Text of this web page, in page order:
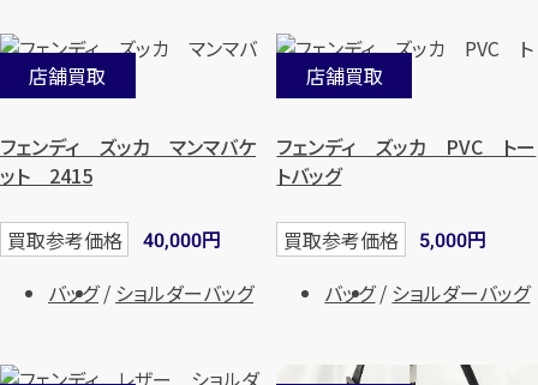
店舗買取
フェンディ ズッカ マンマバケ
ット 2415
買取参考価格 40,000円
バッグ
ショルダーバッグ
店舗買取
フェンディ ズッカ PVC トー
トバッグ
買取参考価格 5,000円
バッグ
ショルダーバッグ